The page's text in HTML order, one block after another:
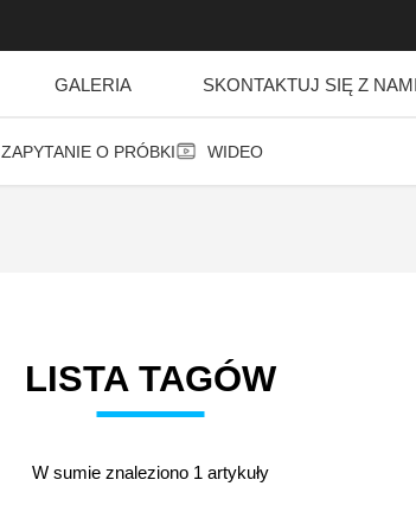
GALERIA SKONTAKTUJ SIĘ Z
ZAPYTANIE O PRÓBKI WIDEO
LISTA TAGÓW
W sumie znaleziono 1 artykuły